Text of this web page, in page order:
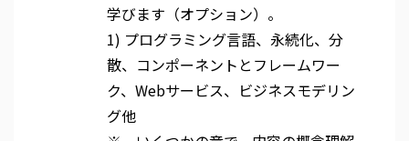
学びます（オプション）。
1) プログラミング言語、永続化、分
散、コンポーネントとフレームワー
ク、Webサービス、ビジネスモデリン
グ他